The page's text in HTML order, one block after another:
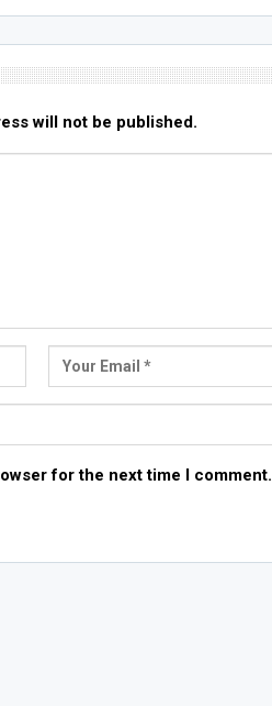
will not be published.
for the next time I comment.